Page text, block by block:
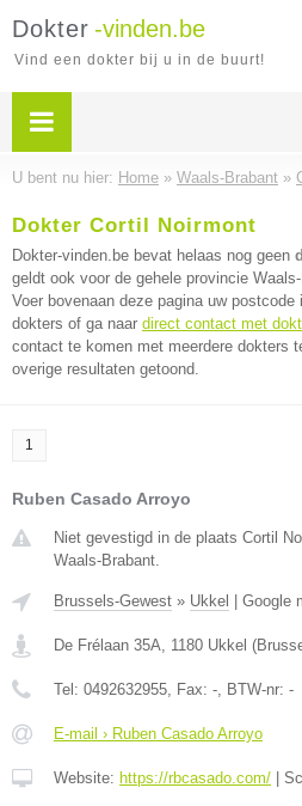
Dokter -vinden.be
Vind een dokter bij u in de buurt!
U bent nu hier: Home » Waals-Brabant »
Dokter Cortil Noirmont
Dokter-vinden.be bevat helaas nog geen
geldt ook voor de gehele provincie
Voer bovenaan deze pagina uw
dokters of ga naar direct contact met
contact te komen met meerdere dokters
overige resultaten getoond.
1
Ruben Casado Arroyo
Niet gevestigd in de plaats Cortil
Waals-Brabant.
Brussels-Gewest » Ukkel Google
De Frélaan 35A, 1180 Ukkel (
Tel: 0492632955, Fax: -, BTW-nr: -
E-mail › Ruben Casado Arroyo
Website: https://rbcasado.com/